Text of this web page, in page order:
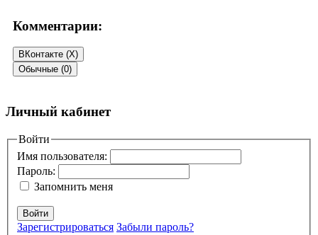
Комментарии:
ВКонтакте (X)
Обычные (0)
Добавить комментарий
Ваш адрес email не будет опубликован. Обязательные поля
помечены*
Комментарий*
Личный кабинет
Войти
Имя пользователя:
Пароль:
Запомнить меня
Войти
Зарегистрироваться Забыли пароль?